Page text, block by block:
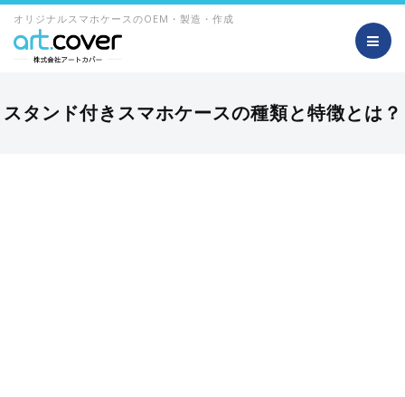
オリジナルスマホケースのOEM・製造・作成
スタンド付きスマホケースの種類と特徴とは？